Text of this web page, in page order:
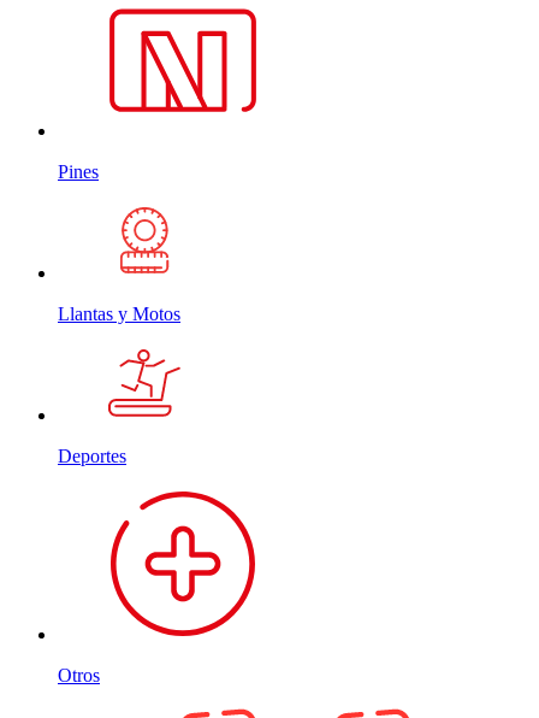
Pines
Llantas y Motos
Deportes
Otros